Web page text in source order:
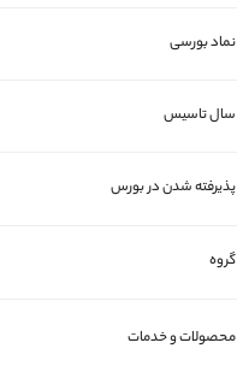
نماد بورسی
سال تاسیس
پذیرفته شدن در بورس
گروه
محصولات و خدمات